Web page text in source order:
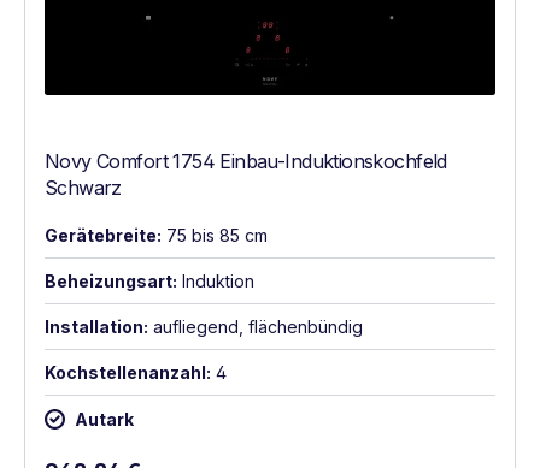
Novy Comfort 1754 Einbau-Induktionskochfeld
Schwarz
Gerätebreite: 75 bis 85 cm
Beheizungsart: Induktion
Installation: aufliegend, flächenbündig
Kochstellenanzahl: 4
Autark